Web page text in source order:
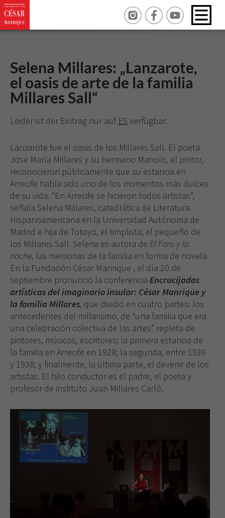
Selena Millares: „Lanzarote,
el oasis de arte de la familia
Millares Sall“
Leider ist der Eintrag nur auf ES verfügbar.
Lanzarote fue el oasis de los Millares Sall. El poeta
José María Millares y su hermano Manolo, el pintor,
reconocieron públicamente que su estancia en
Arrecife había sido uno de los momentos más dulces
de su vida. “En Arrecife se hicieron todos artistas”,
señala Selena Millares, catedrática de Literatura
Hispanoamericana en la Universidad Autónoma de
Madrid e hija de Totoyo, el timplista, el pequeño de
los Millares Sall. Selena es autora de El Faro y la
noche, las memorias de la familia en forma de novela.
En la Fundación César Manrique , el día 20 de
septiembre pronunció la conferencia Encrucijadas
artísticas del imaginario insular: César Manrique y
la familia Millares, que dividió en cuatro partes: los
antecedentes del millarismo, de “una familia que era
una celebración colectiva de las artes” repleta de
pintores, músicos, escritores; la primera estancia de
la familia en Arrecife en 1928; la segunda, entre 1936
y 1938; y finalmente, la última parte, el devenir de los
artistas. El hilo conductor es el padre, el poeta y
profesor de instituto Juan Millares Carló.